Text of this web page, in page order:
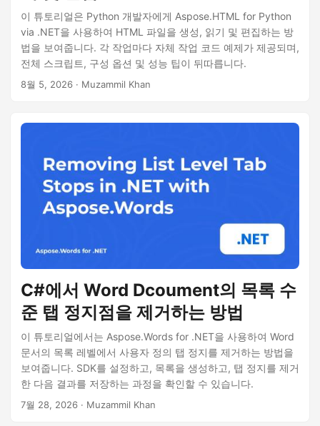
이 튜토리얼은 Python 개발자에게 Aspose.HTML for Python
via .NET을 사용하여 HTML 파일을 생성, 읽기 및 편집하는 방
법을 보여줍니다. 각 작업마다 자체 작업 코드 예제가 제공되며,
전체 스크립트, 구성 옵션 및 성능 팁이 뒤따릅니다.
8월 5, 2026 · Muzammil Khan
C#에서 Word Dcoument의 목록 수
준 탭 정지점을 제거하는 방법
이 튜토리얼에서는 Aspose.Words for .NET을 사용하여 Word
문서의 목록 레벨에서 사용자 정의 탭 정지를 제거하는 방법을
보여줍니다. SDK를 설정하고, 목록을 생성하고, 탭 정지를 제거
한 다음 결과를 저장하는 과정을 확인할 수 있습니다.
7월 28, 2026 · Muzammil Khan